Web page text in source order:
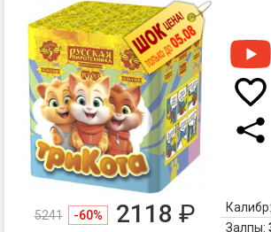
5241 -60% 2118 ₽ Калибр:
Залпы: